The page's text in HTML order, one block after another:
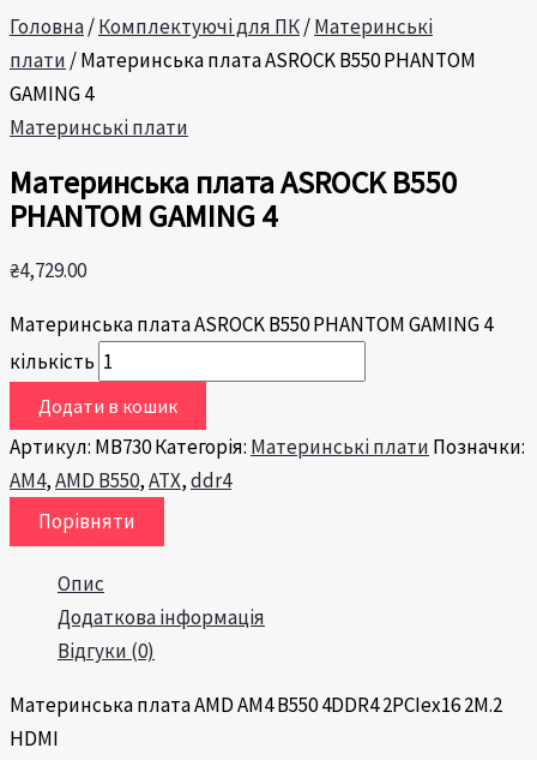
Головна/Комплектуючі для ПК/Материнські
плати / Материнська плата ASROCK B550 PHANTOM
GAMING 4
Материнські плати
Материнська плата ASROCK B550
PHANTOM GAMING 4
₴4,729.00
Материнська плата ASROCK B550 PHANTOM GAMING 4
кількість
Додати в кошик
Артикул: MB730Категорія: Материнські плати Позначки:
AM4,AMD B550,ATX,ddr4
Порівняти
Опис
Додаткова інформація
Відгуки (0)
Материнська плата AMD AM4 B550 4DDR4 2PCIex16 2M.2
HDMI